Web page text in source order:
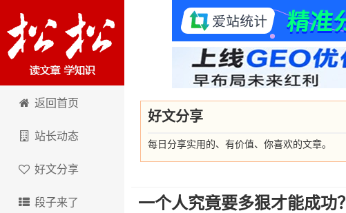
卢松松博客
返回首页
站长动态
好文分享
段子来了
好文分享
每日分享实用的、有价值、你喜欢的文章。
一个人究竟要多狠才能成功？